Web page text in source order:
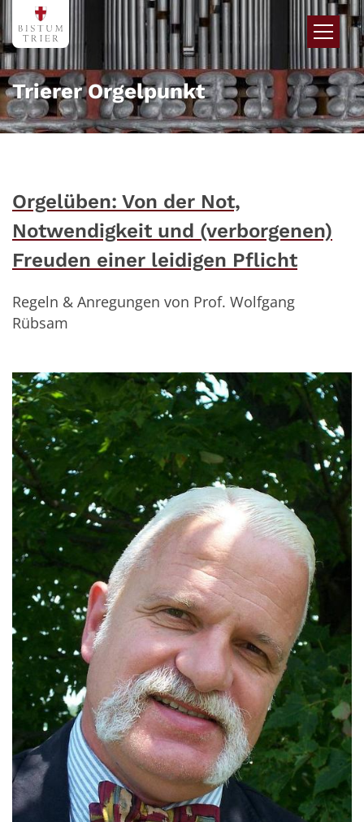
Zum Inhalt springen
Trierer Orgelpunkt
Orgelüben: Von der Not,
Notwendigkeit und (verborgenen)
Freuden einer leidigen Pflicht
Regeln & Anregungen von Prof. Wolfgang
Rübsam